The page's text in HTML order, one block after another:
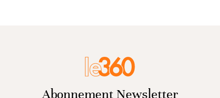
Abonnement Newsletter